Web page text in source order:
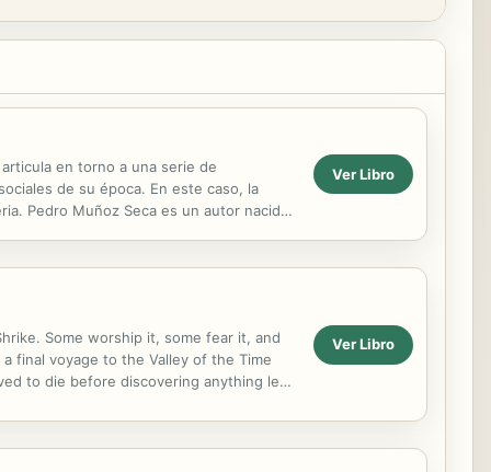
en torno a una serie de
de su época. En este caso, la
Pedro Muñoz Seca es un autor nacido
Ver Libro
Some worship it, some fear it, and
final voyage to the Valley of the Time
to die before discovering anything less
Ver Libro